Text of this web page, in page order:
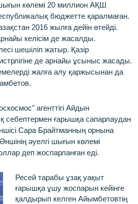
көлемі 20 миллион АҚШ
бюджетте қаралмаған.
2016 жылға дейін өтейді.
келісім де жасалды.
шешіліп жатыр. Қазір
де арнайы ұсыныс жасады.
жалға алу қаржысынан да
агенттігі Айдын
себептермен ғарышқа сапарлаудан
Сара Брайтманның орнына
әуелгі шығын көлемі
деп жоспарланған еді.
Ресей тарабы ұзақ уақыт
ғарышқа ұшу жоспарын кейінге
қалдырып келген Айымбетовтің